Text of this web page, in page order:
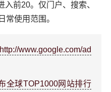
前20。仅门户、搜索、
常使用范围。
http://www.google.com/ad
全球TOP1000网站排行